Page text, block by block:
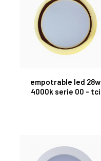
empotrable led 28w
4000k serie 00 - tci